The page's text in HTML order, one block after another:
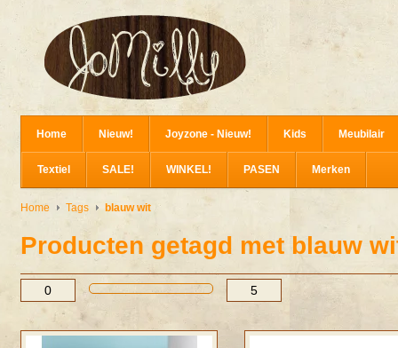
Home Nieuw! Joyzone - Nieuw! Kids Meubilair
Textiel SALE! WINKEL! PASEN Merken
Home Tags blauw wit
Producten getagd met blauw